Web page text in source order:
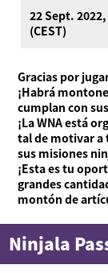
22 Sept.
(CEST)
Gracias por
¡Habrá
cumplan con
¡La WNA está
tal de motivar a
sus misiones
¡Esta es tu
grandes
montón de
Ninjala